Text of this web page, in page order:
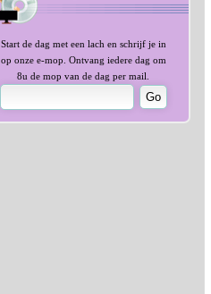
Start de dag met een lach en schrijf je in
op onze e-mop. Ontvang iedere dag om
8u de mop van de dag per mail.